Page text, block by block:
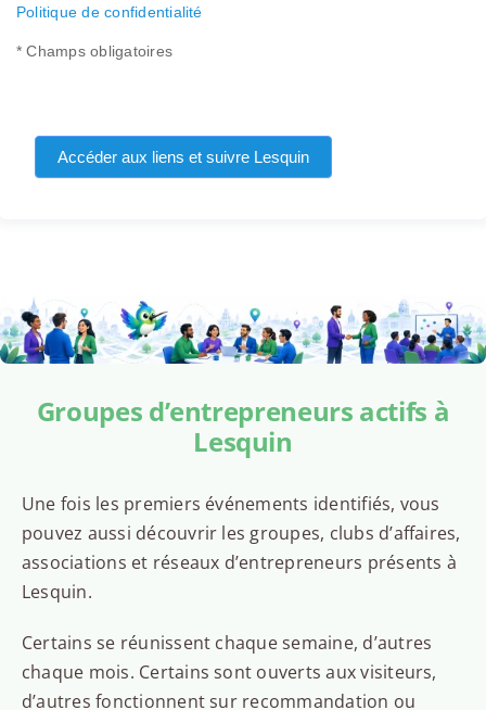
Politique de confidentialité
* Champs obligatoires
Accéder aux liens et suivre Lesquin
Groupes d’entrepreneurs actifs à
Lesquin
Une fois les premiers événements identifiés, vous
pouvez aussi découvrir les groupes, clubs d’affaires,
associations et réseaux d’entrepreneurs présents à
Lesquin.
Certains se réunissent chaque semaine, d’autres
chaque mois. Certains sont ouverts aux visiteurs,
d’autres fonctionnent sur recommandation ou